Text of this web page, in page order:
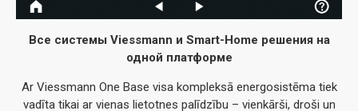
Все системы Viessmann и Smart-Home решения на
одной платформе
Ar Viessmann One Base visa kompleksā energosistēma tiek
vadīta tikai ar vienas lietotnes palīdzību – vienkārši, droši un